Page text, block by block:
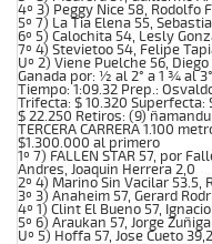
4º 3) Peggy Nice 58, Rodolfo
5º 7) La Tia Elena 55,
6º 5) Calochita 54, Lesly
7º 4) Stevietoo 54, Felipe
Uº 2) Viene Puelche 56,
Ganada por: ½ al 2° a 1 ¾ al 3°
Tiempo: 1:09.32 Prep.:
Trifecta: $ 10.320 Superfecta:
$ 22.250 Retiros: (9) ñamandu
TERCERA CARRERA 1.100
$1.300.000 al primero
1º 7) FALLEN STAR 57, por
Andres, Joaquin Herrera 2,0
2º 4) Marino Sin Vacilar 53.5,
3º 3) Anaheim 57, Gerard
4º 1) Clint El Bueno 57,
5º 6) Araukan 57, Jorge Zuñiga
Uº 5) Hoffa 57, Jose Cueto 39,2